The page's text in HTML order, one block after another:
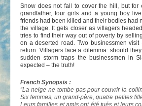
Snow does not fall to cover the hill, but for
grandfather, four girls and a young boy
friends had been killed and their bodies had
the village. It gets closer as villagers
tries to find their way out of poverty by
on a deserted road. Two businessmen
return. Villagers face a dilemma: should
sudden storm traps the businessmen in
expected – the truth!
French Synopsis :
“La neige ne tombe pas pour couvrir la
Six femmes, un grand-père, quatre petites
Leurs familles et amis ont été tués et leurs